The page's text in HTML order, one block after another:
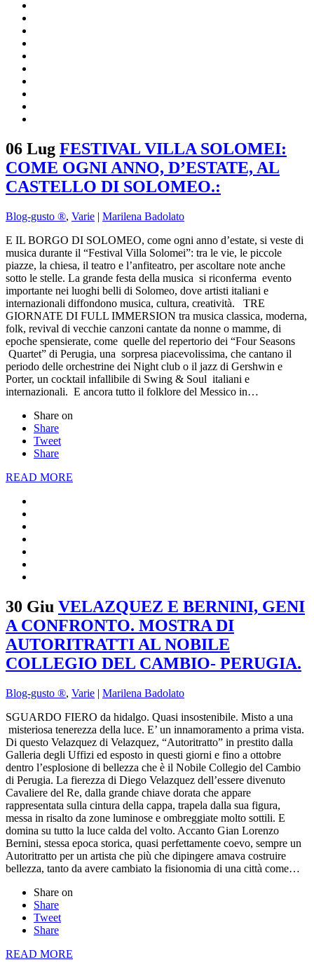
06 Lug FESTIVAL VILLA SOLOMEI:
COME OGNI ANNO, D’ESTATE, AL
CASTELLO DI SOLOMEO.:
Blog-gusto ®, Varie | Marilena Badolato
E IL BORGO DI SOLOMEO, come ogni anno d’estate, si veste di
musica durante il “Festival Villa Solomei”: tra le vie, le piccole
piazze, la chiesa, il teatro e l’anfiteatro, per ascoltare note anche
sotto le stelle. La grande festa della musica si riconferma evento
importante nei luoghi belli di Solomeo, dove artisti italiani e
internazionali diffondono musica, cultura, creatività. TRE
GIORNATE DI FULL IMMERSION tra musica classica, moderna,
folk, revival di vecchie canzoni cantate da nonne o mamme, di
epoche spensierate, come quelle del repertorio dei “Four Seasons
Quartet” di Perugia, una sorpresa piacevolissima, che cantano il
periodo delle orchestrine dei Night club o il jazz di Gershwin e
Porter, un cocktail infallibile di Swing & Soul italiani e
internazionali. E ancora tutto il folklore del Messico in…
Share on
Share
Tweet
Share
READ MORE
30 Giu VELAZQUEZ E BERNINI, GENI
A CONFRONTO. MOSTRA DI
AUTORITRATTI AL NOBILE
COLLEGIO DEL CAMBIO- PERUGIA.
Blog-gusto ®, Varie | Marilena Badolato
SGUARDO FIERO da hidalgo. Quasi insostenibile. Misto a una
misteriosa tenerezza della luce. E’ un innamoramento a prima vista.
Di questo Velazquez di Velazquez, “Autoritratto” in prestito dalla
Galleria degli Uffizi ed esposto in questi giorni e fino a ottobre
dentro l’esplosione di bellezza che è il Nobile Collegio del Cambio
di Perugia. La fierezza di Diego Velazquez dell’essere divenuto
Cavaliere del Re, dalla grande chiave dorata che appare
rappresentata sulla cintura della cappa, trapela dalla sua figura,
messa in risalto da zone luminose e ombreggiate molto sottili. E
domina su tutto la luce calda del volto. Accanto Gian Lorenzo
Bernini, stessa epoca storica, quasi perfettamente coevo, sempre un
Autoritratto per un artista che più che dipingere amava costruire
bellezza, tanto da avere cambiato la fisionomia di una città come…
Share on
Share
Tweet
Share
READ MORE